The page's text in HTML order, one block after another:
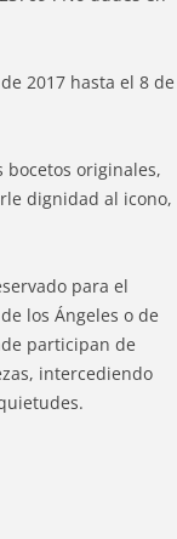
2017 hasta el 8 de
bocetos originales,
dignidad al icono,
para el
los Ángeles o de
participan de
intercediendo